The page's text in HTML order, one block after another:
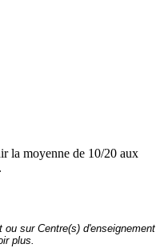
la moyenne de 10/20 aux
sur Centre(s) d'enseignement
plus.